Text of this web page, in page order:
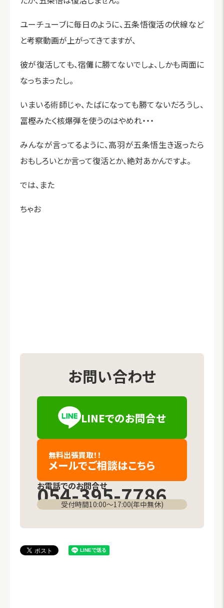
ユーチューブに毎日のように、五条悟復活の伏線など
と考察動画が上がってきてますが、
彼が復活しても、宿儺に勝てないでしょ、しかも両面に
なっちまったし。
いまいる術師じゃ、たばになっても勝てないだろうし、
冨樫みたく核爆弾を使うのはやめれ・・・
みんなが言ってるように、高羽が五条悟生き返ったら
おもしろいとか言って復活とか、絶対あかんですよ。
では、また
ちゃお
お問い合わせ
LINEでのお問合せ
（新しいタブで開きます）
無料出張買取！！
メールでご相談はこちら
お電話でのお問合せ
054-395-7786
受付時間10:00〜17:00(年中無休)